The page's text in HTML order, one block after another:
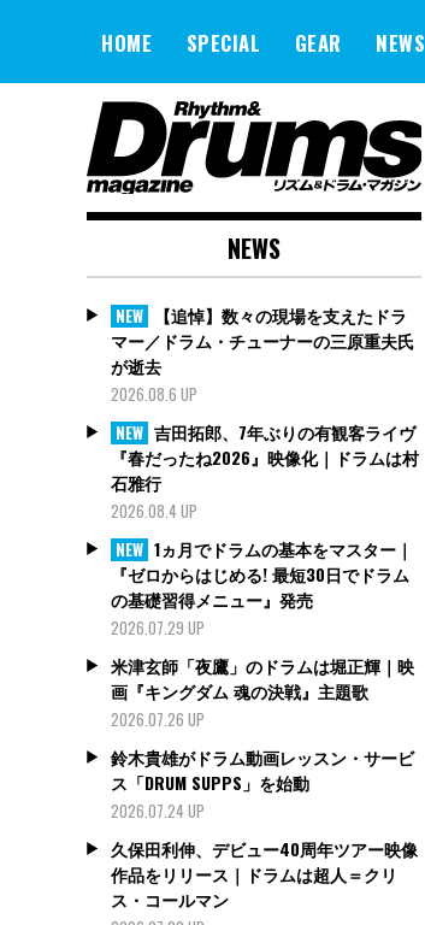
HOME SPECIAL GEAR NEWS
NEWS
NEW
【追悼】数々の現場を支えたドラ
マー／ドラム・チューナーの三原重夫氏
が逝去
2026.08.6 UP
NEW 吉田拓郎、7年ぶりの有観客ライヴ
『春だったね2026』映像化｜ドラムは村
石雅行
2026.08.4 UP
NEW 1ヵ月でドラムの基本をマスター｜
『ゼロからはじめる! 最短30日でドラム
の基礎習得メニュー』発売
2026.07.29 UP
米津玄師「夜鷹」のドラムは堀正輝｜映
画『キングダム 魂の決戦』主題歌
2026.07.26 UP
鈴木貴雄がドラム動画レッスン・サービ
ス「DRUM SUPPS」を始動
2026.07.24 UP
久保田利伸、デビュー40周年ツアー映像
作品をリリース｜ドラムは超人＝クリ
ス・コールマン